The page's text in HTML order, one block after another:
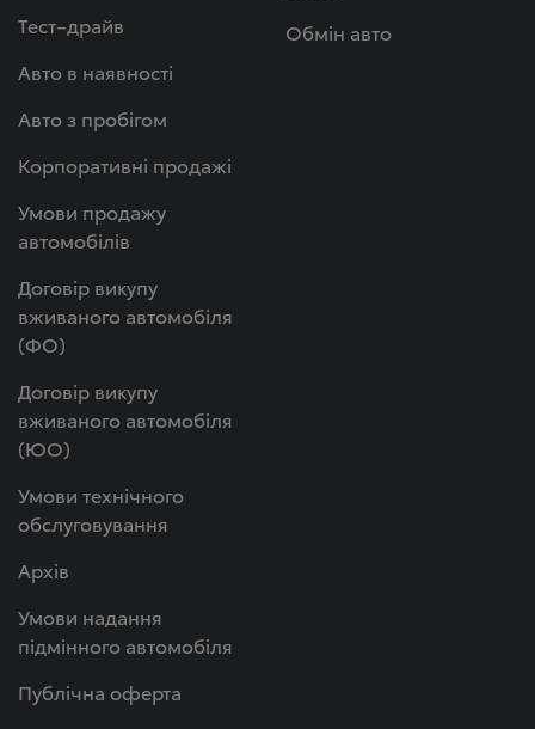
Тест–драйв
Авто в наявності
Авто з пробігом
Корпоративні продажі
Умови продажу
автомобілів
Договір викупу
вживаного автомобіля
(ФО)
Договір викупу
вживаного автомобіля
(ЮО)
Умови технічного
обслуговування
Архів
Умови надання
підмінного автомобіля
Публічна оферта
Обмін авто